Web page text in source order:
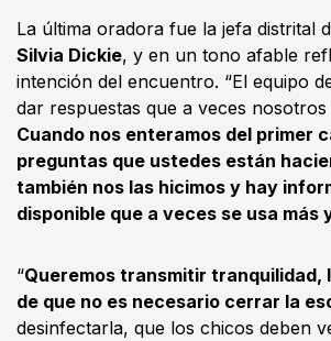
La última oradora fue la jefa distrital
Silvia Dickie, y en un tono afable
intención del encuentro. “El equipo
dar respuestas que a veces
Cuando nos enteramos del primer
preguntas que ustedes están
también nos las hicimos y hay
disponible que a veces se usa más
“Queremos transmitir tranquilidad,
de que no es necesario cerrar la
desinfectarla, que los chicos deben